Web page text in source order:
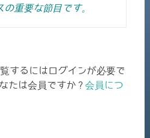
重要な節目です。
するにはログインが必要で
なたは会員ですか ? 会員につ